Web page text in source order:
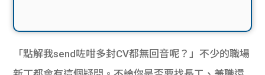
「點解我send咗咁多封CV都無回音呢？」不少的職場